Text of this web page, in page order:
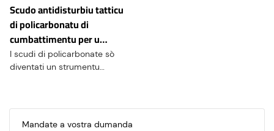
Mandate a vostra dumanda
Scudo antidisturbiu tatticu
di policarbonatu di
cumbattimentu per u
cuntrollu di l'equipaggiu
protettivu
I scudi di policarbonate sò
diventati un strumentu